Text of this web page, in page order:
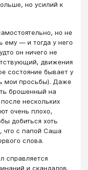
но усилий к
но не
ему ― и тогда у него
он ничего не
движения
состояние бывает у
мои просьбы). Даже
брошенный на
нескольких
очень плохо,
добиться хоть
что с папой Саша
слова.
справляется
и скандалов.